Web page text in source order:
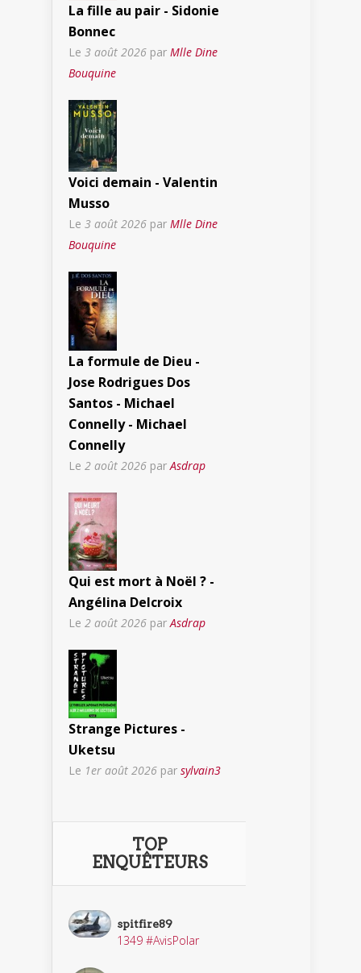
La fille au pair - Sidonie
Bonnec
Le 3 août 2026 par Mlle Dine
Bouquine
Voici demain - Valentin
Musso
Le 3 août 2026 par Mlle Dine
Bouquine
La formule de Dieu -
Jose Rodrigues Dos
Santos - Michael
Connelly - Michael
Connelly
Le 2 août 2026 parAsdrap
Qui est mort à Noël ? -
Angélina Delcroix
Le 2 août 2026 par Asdrap
Strange Pictures -
Uketsu
Le 1er août 2026 par sylvain3
TOP
ENQUÊTEURS
spitfire89
1349 #AvisPolar